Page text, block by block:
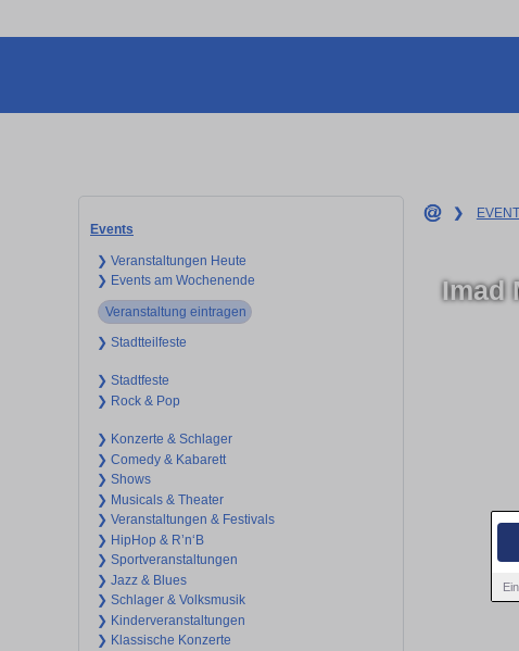
Events
❯ Veranstaltungen Heute
❯ Events am Wochenende
Veranstaltung eintragen
❯ Stadtteilfeste
❯ Stadtfeste
❯ Rock & Pop
❯ Konzerte & Schlager
❯ Comedy & Kabarett
❯ Shows
❯ Musicals & Theater
❯ Veranstaltungen & Festivals
❯ HipHop & R’n‘B
❯ Sportveranstaltungen
❯ Jazz & Blues
❯ Schlager & Volksmusik
❯ Kinderveranstaltungen
❯ Klassische Konzerte
❯
Imad